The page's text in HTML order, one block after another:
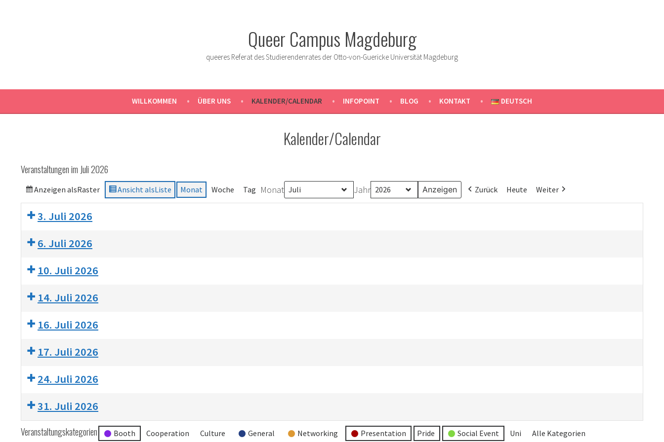
Queer Campus Magdeburg
queeres Referat des Studierendenrates der Otto-von-Guericke Universität Magdeburg
WILLKOMMEN ÜBER UNS KALENDER/CALENDAR INFOPOINT BLOG KONTAKT DEUTSCH
Kalender/Calendar
Veranstaltungen im Juli 2026
Anzeigen alsRaster Ansicht alsListe Monat Woche Tag Monat Jahr Zurück Heute Weiter
3. Juli 2026
6. Juli 2026
10. Juli 2026
14. Juli 2026
16. Juli 2026
17. Juli 2026
24. Juli 2026
31. Juli 2026
Veranstaltungskategorien Booth Cooperation Culture General Networking Presentation Pride Social Event Uni Alle Kategorien